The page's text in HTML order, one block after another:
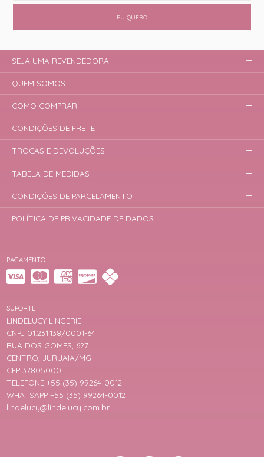
EU QUERO
PAGAMENTO
SUPORTE
LINDELUCY LINGERIE
CNPJ 01.231.138/0001-64
RUA DOS GOMES, 627
CENTRO, JURUAIA/MG
CEP 37805000
TELEFONE +55 (35) 99264-0012
WHATSAPP +55 (35) 99264-0012
lindelucy@lindelucy.com.br
SEJA UMA REVENDEDORA
QUEM SOMOS
COMO COMPRAR
CONDIÇÕES DE FRETE
TROCAS E DEVOLUÇÕES
TABELA DE MEDIDAS
CONDIÇÕES DE PARCELAMENTO
POLÍTICA DE PRIVACIDADE DE DADOS